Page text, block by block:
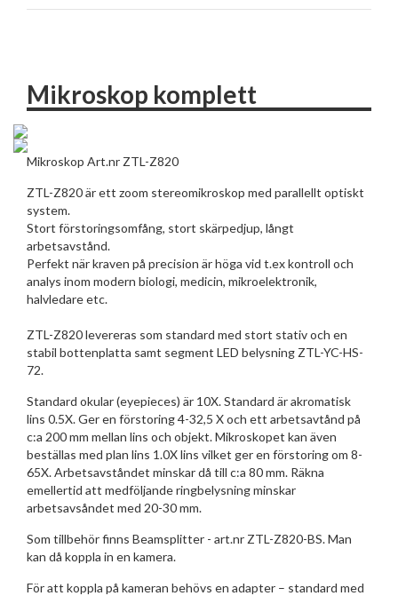
Mikroskop komplett
Mikroskop Art.nr ZTL-Z820
ZTL-Z820 är ett zoom stereomikroskop med parallellt optiskt
system.
Stort förstoringsomfång, stort skärpedjup, långt
arbetsavstånd.
Perfekt när kraven på precision är höga vid t.ex kontroll och
analys inom modern biologi, medicin, mikroelektronik,
halvledare etc.
ZTL-Z820 levereras som standard med stort stativ och en
stabil bottenplatta samt segment LED belysning ZTL-YC-HS-
72.
Standard okular (eyepieces) är 10X. Standard är akromatisk
lins 0.5X. Ger en förstoring 4-32,5 X och ett arbetsavtånd på
c:a 200 mm mellan lins och objekt. Mikroskopet kan även
beställas med plan lins 1.0X lins vilket ger en förstoring om 8-
65X. Arbetsavståndet minskar då till c:a 80 mm. Räkna
emellertid att medföljande ringbelysning minskar
arbetsavsåndet med 20-30 mm.
Som tillbehör finns Beamsplitter - art.nr ZTL-Z820-BS. Man
kan då koppla in en kamera.
För att koppla på kameran behövs en adapter – standard med